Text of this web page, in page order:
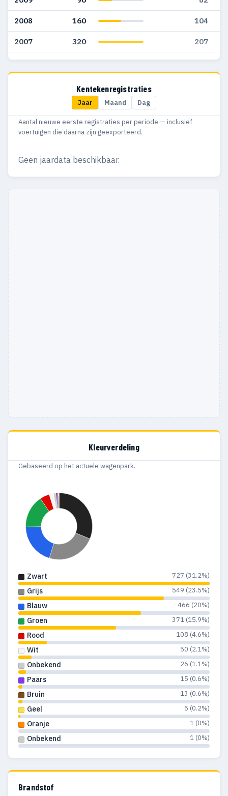
2008 160 104
2007 320 207
2006 273 175
57
2003 63
2000 163 95
Kentekenregistraties
Jaar Maand Dag
Aantal nieuwe eerste registraties per periode — inclusief
voertuigen die daarna zijn geëxporteerd.
Geen jaardata beschikbaar.
Kleurverdeling
Gebaseerd op het actuele wagenpark.
Zwart 727 (31.2%)
Grijs 549 (23.5%)
Blauw 466 (20%)
Groen 371 (15.9%)
Rood 108 (4.6%)
Wit 50 (2.1%)
Onbekend 26 (1.1%)
Paars 15 (0.6%)
Bruin 13 (0.6%)
Geel 5 (0.2%)
Oranje 1 (0%)
Onbekend 1 (0%)
Brandstof